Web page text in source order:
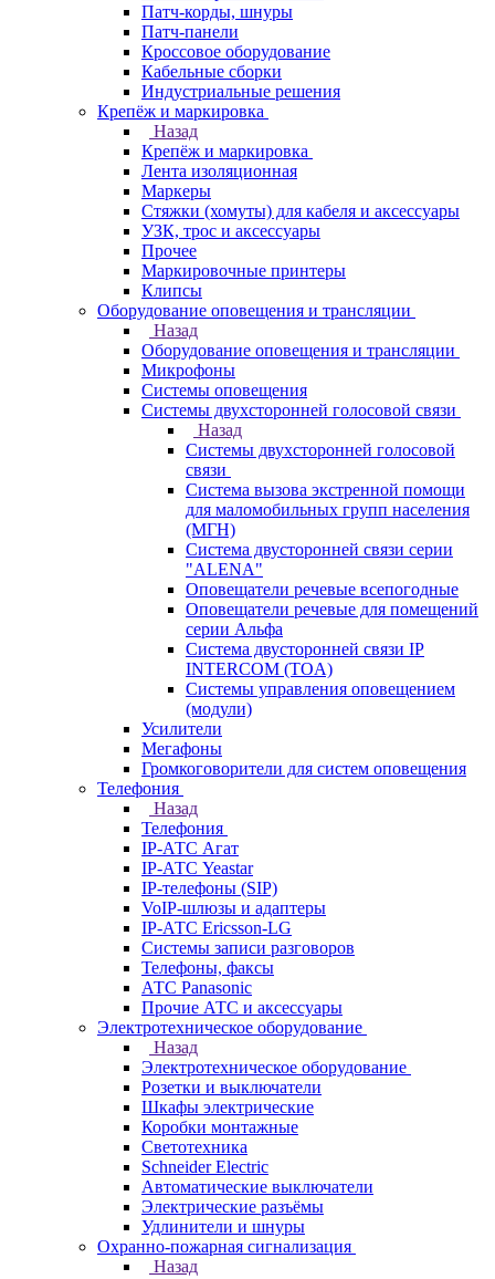
Патч-корды, шнуры
Патч-панели
Кроссовое оборудование
Кабельные сборки
Индустриальные решения
Крепёж и маркировка
Назад
Крепёж и маркировка
Лента изоляционная
Маркеры
Стяжки (хомуты) для кабеля и аксессуары
УЗК, трос и аксессуары
Прочее
Маркировочные принтеры
Клипсы
Оборудование оповещения и трансляции
Назад
Оборудование оповещения и трансляции
Микрофоны
Системы оповещения
Системы двухсторонней голосовой связи
Назад
Системы двухсторонней голосовой
связи
Система вызова экстренной помощи
для маломобильных групп населения
(МГН)
Система двусторонней связи серии
"ALENA"
Оповещатели речевые всепогодные
Оповещатели речевые для помещений
серии Альфа
Система двусторонней связи IP
INTERCOM (TOA)
Системы управления оповещением
(модули)
Усилители
Мегафоны
Громкоговорители для систем оповещения
Телефония
Назад
Телефония
IP-АТС Агат
IP-АТС Yeastar
IP-телефоны (SIP)
VoIP-шлюзы и адаптеры
IP-АТС Ericsson-LG
Системы записи разговоров
Телефоны, факсы
АТС Panasonic
Прочие АТС и аксессуары
Электротехническое оборудование
Назад
Электротехническое оборудование
Розетки и выключатели
Шкафы электрические
Коробки монтажные
Светотехника
Schneider Electric
Автоматические выключатели
Электрические разъёмы
Удлинители и шнуры
Охранно-пожарная сигнализация
Назад